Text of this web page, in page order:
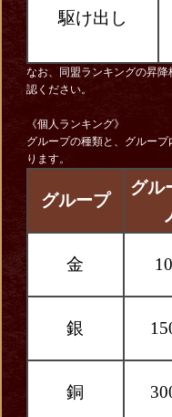
駆け出し
なお、同盟ランキングの昇
認ください。
《個人ランキング》
グループの種類と、グルー
ります。
グループ
グル
金
銀
銅